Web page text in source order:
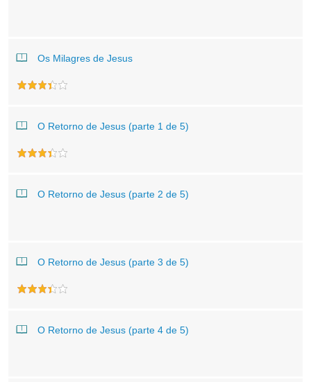
Os Milagres de Jesus
O Retorno de Jesus (parte 1 de 5)
O Retorno de Jesus (parte 2 de 5)
O Retorno de Jesus (parte 3 de 5)
O Retorno de Jesus (parte 4 de 5)